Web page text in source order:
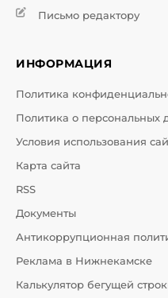
Письмо редактору
ИНФОРМАЦИЯ
Политика
Политика о персональных
Условия использования
Карта сайта
RSS
Документы
Антикоррупционная
Реклама в Нижнекамске
Калькулятор бегущей